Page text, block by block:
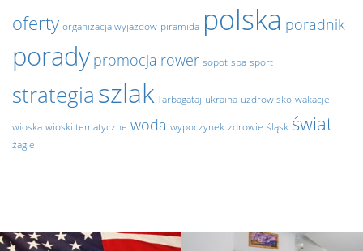
oferty organizacja wyjazdów piramida polska poradnik
porady promocja rower sopot spa sport
strategia szlak Tarbagataj ukraina uzdrowisko wakacje
wioska wioski tematyczne woda wypoczynek zdrowie śląsk świat
żagle